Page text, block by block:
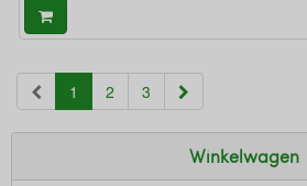
1 (current)
2 3
Winkelwagen